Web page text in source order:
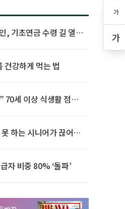
가
가
, 기초연금 수령 길 열린
건강하게 먹는 법
70세 이상 식생활 점수
하는 시니어가 끊어야
자 비중 80% ‘돌파’